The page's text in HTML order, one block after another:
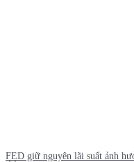
FED giữ nguyên lãi suất ảnh